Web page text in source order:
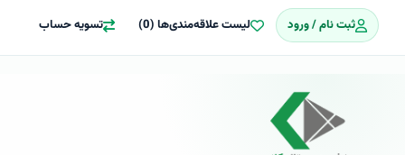
ثبت نام / ورود لیست علاقه‌مندی‌ها (0) تسویه حساب